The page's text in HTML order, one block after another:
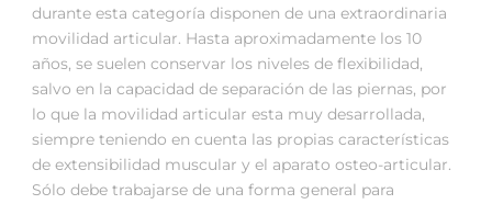
durante esta categoría disponen de una extraordinaria
movilidad articular. Hasta aproximadamente los 10
años, se suelen conservar los niveles de flexibilidad,
salvo en la capacidad de separación de las piernas, por
lo que la movilidad articular esta muy desarrollada,
siempre teniendo en cuenta las propias características
de extensibilidad muscular y el aparato osteo-articular.
Sólo debe trabajarse de una forma general para